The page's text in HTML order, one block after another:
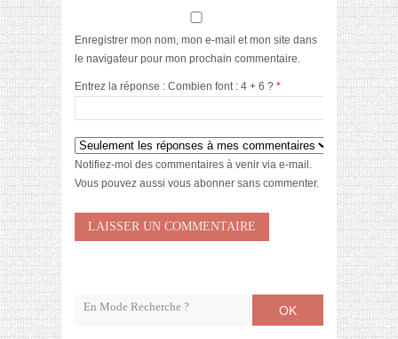
Enregistrer mon nom, mon e-mail et mon site dans
le navigateur pour mon prochain commentaire.
Entrez la réponse : Combien font : 4 + 6 ? *
Notifiez-moi des commentaires à venir via e-mail.
Vous pouvez aussi vous abonner sans commenter.
OK